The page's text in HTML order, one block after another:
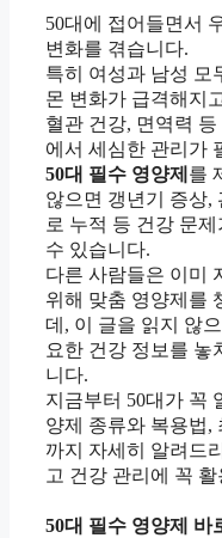
50대에 접어들면서
변화를 겪습니다.
특히 여성과 남성 모
몬 변화가 급격해지
혈관 건강, 면역력
에서 세심한 관리가
50대 필수 영양제 를
않으면 갱년기 증상,
로 누적 등 건강 문
수 있습니다.
다른 사람들은 이미
위해 맞춤 영양제를
데, 이 글을 읽지 않
요한 건강 정보를 놓
니다.
지금부터 50대가 꼭
양제 종류와 복용법,
까지 자세히 알려드
고 건강 관리에 꼭
50대 필수 영양제 바